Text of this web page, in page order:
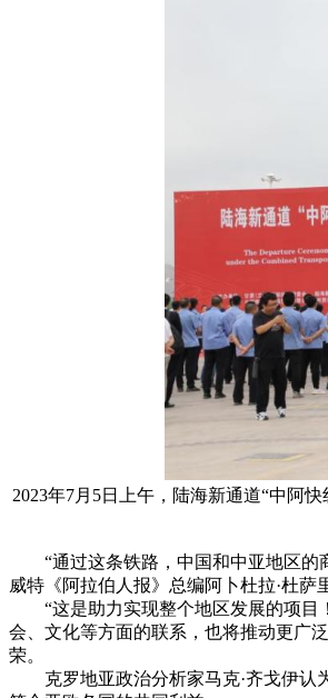
2023年7月5日上午，陆海新通道“中阿
“通过这条铁路，中国和中亚地区的
威特《阿拉伯人报》总编阿卜杜拉·杜萨
“这是助力实现整个地区发展的项目！
会、文化等方面的联系，也将推动更广
荣。
克罗地亚政治分析家马克·齐戈伊认